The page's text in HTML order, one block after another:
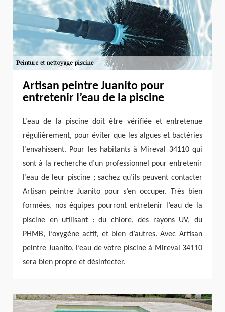
Artisan peintre Juanito pour
entretenir l’eau de la piscine
L’eau de la piscine doit être vérifiée et entretenue
régulièrement, pour éviter que les algues et bactéries
l’envahissent. Pour les habitants à Mireval 34110 qui
sont à la recherche d’un professionnel pour entretenir
l’eau de leur piscine ; sachez qu’ils peuvent contacter
Artisan peintre Juanito pour s’en occuper. Très bien
formées, nos équipes pourront entretenir l’eau de la
piscine en utilisant : du chlore, des rayons UV, du
PHMB, l’oxygène actif, et bien d’autres. Avec Artisan
peintre Juanito, l’eau de votre piscine à Mireval 34110
sera bien propre et désinfecter.